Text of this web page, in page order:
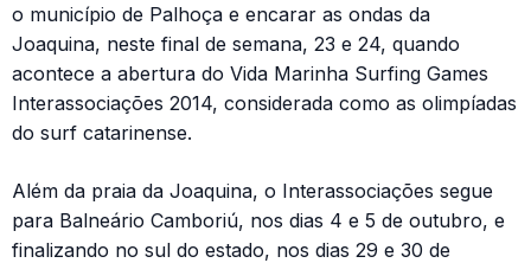
o município de Palhoça e encarar as ondas da
Joaquina, neste final de semana, 23 e 24, quando
acontece a abertura do Vida Marinha Surfing Games
Interassociações 2014, considerada como as olimpíadas
do surf catarinense.
Além da praia da Joaquina, o Interassociações segue
para Balneário Camboriú, nos dias 4 e 5 de outubro, e
finalizando no sul do estado, nos dias 29 e 30 de